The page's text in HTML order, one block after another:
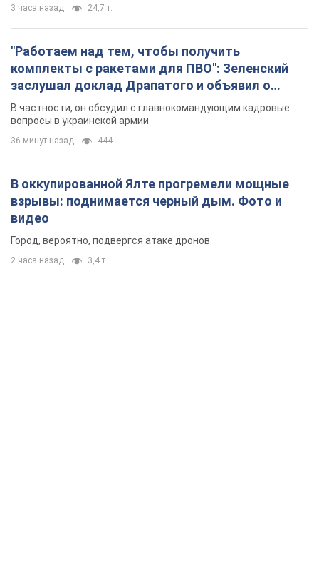
В оккупированной Ялте прогремели мощные
взрывы: поднимается черный дым. Фото и
видео
2 часа назад 3,4 т.